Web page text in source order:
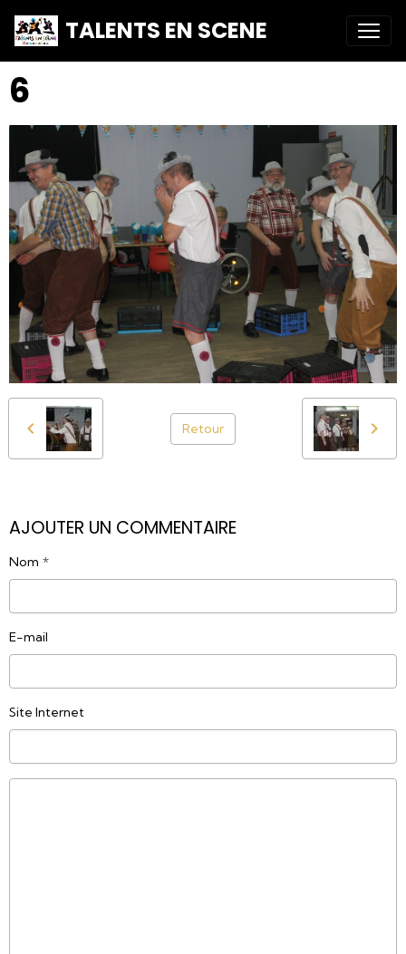
TALENTS EN SCENE
6
Retour
AJOUTER UN COMMENTAIRE
Nom
E-mail
Site Internet